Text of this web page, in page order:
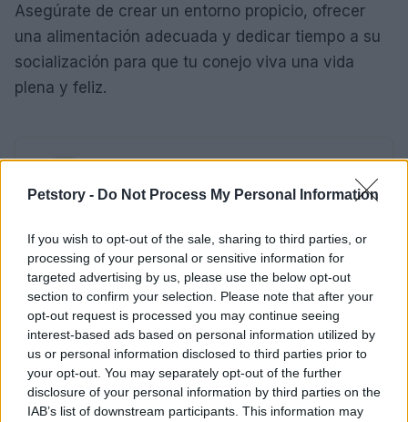
Petstory - Do Not Process My Personal Information
If you wish to opt-out of the sale, sharing to third parties, or
processing of your personal or sensitive information for
targeted advertising by us, please use the below opt-out
section to confirm your selection. Please note that after your
opt-out request is processed you may continue seeing
interest-based ads based on personal information utilized by
us or personal information disclosed to third parties prior to
your opt-out. You may separately opt-out of the further
disclosure of your personal information by third parties on the
IAB’s list of downstream participants. This information may
Asegúrate de crear un entorno propicio, ofrecer
una alimentación adecuada y dedicar tiempo a su
socialización para que tu conejo viva una vida
plena y feliz.
AUTOR